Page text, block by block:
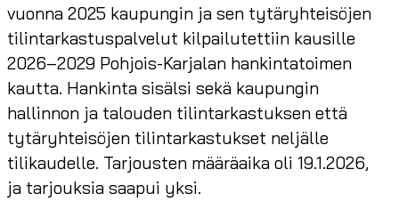
vuonna 2025 kaupungin ja sen tytäryhteisöjen
tilintarkastuspalvelut kilpailutettiin kausille
2026–2029 Pohjois-Karjalan hankintatoimen
kautta. Hankinta sisälsi sekä kaupungin
hallinnon ja talouden tilintarkastuksen että
tytäryhteisöjen tilintarkastukset neljälle
tilikaudelle. Tarjousten määräaika oli 19.1.2026,
ja tarjouksia saapui yksi.